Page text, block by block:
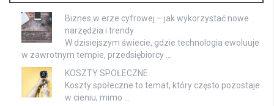
Biznes w erze cyfrowej – jak wykorzystać nowe
narzędzia i trendy
W dzisiejszym świecie, gdzie technologia ewoluuje
w zawrotnym tempie, przedsiębiorcy …
KOSZTY SPOŁECZNE
Koszty społeczne to temat, który często pozostaje
w cieniu, mimo …